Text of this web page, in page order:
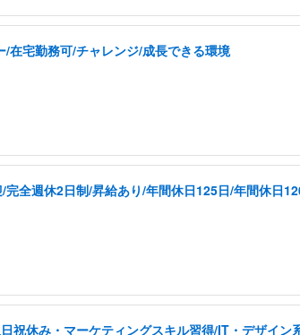
在宅勤務可/チャレンジ/成長できる環境
全週休2日制/昇給あり/年間休日125日/年間休日
祝休み・マーケティングスキル習得/IT・デザイ